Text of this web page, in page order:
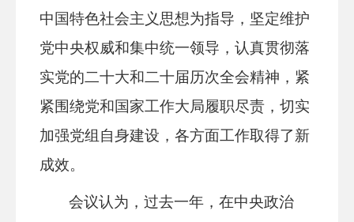
中国特色社会主义思想为指导，坚定维护
党中央权威和集中统一领导，认真贯彻落
实党的二十大和二十届历次全会精神，紧
紧围绕党和国家工作大局履职尽责，切实
加强党组自身建设，各方面工作取得了新
成效。
会议认为，过去一年，在中央政治